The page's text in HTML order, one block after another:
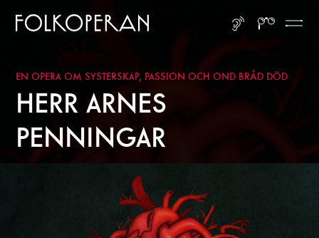
Gå till huvudinnehåll
Gå till sidfot
LYSSNA
EN OPERA OM SYSTERSKAP, PASSION OCH OND BRÅD DÖD
HERR ARNES
PENNINGAR